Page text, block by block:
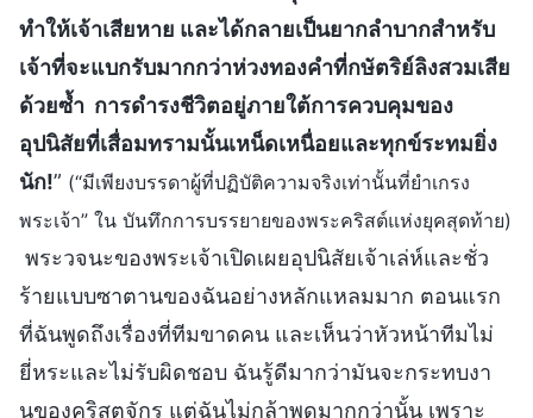
ทำให้เจ้าเสียหาย และได้กลายเป็นยากลำบากสำหรับ
เจ้าที่จะแบกรับมากกว่าห่วงทองคำที่กษัตริย์ลิงสวมเสีย
ด้วยซ้ำ การดำรงชีวิตอยู่ภายใต้การควบคุมของ
อุปนิสัยที่เสื่อมทรามนั้นเหน็ดเหนื่อยและทุกข์ระทมยิ่ง
นัก!” (“มีเพียงบรรดาผู้ที่ปฏิบัติความจริงเท่านั้นที่ยำเกรง
พระเจ้า” ใน บันทึกการบรรยายของพระคริสต์แห่งยุคสุดท้าย)
พระวจนะของพระเจ้าเปิดเผยอุปนิสัยเจ้าเล่ห์และชั่ว
ร้ายแบบซาตานของฉันอย่างหลักแหลมมาก ตอนแรก
ที่ฉันพูดถึงเรื่องที่ทีมขาดคน และเห็นว่าหัวหน้าทีมไม่
ยี่หระและไม่รับผิดชอบ ฉันรู้ดีมากว่ามันจะกระทบงา
นของคริสตจักร แต่ฉันไม่กล้าพูดมากกว่านั้น เพราะ